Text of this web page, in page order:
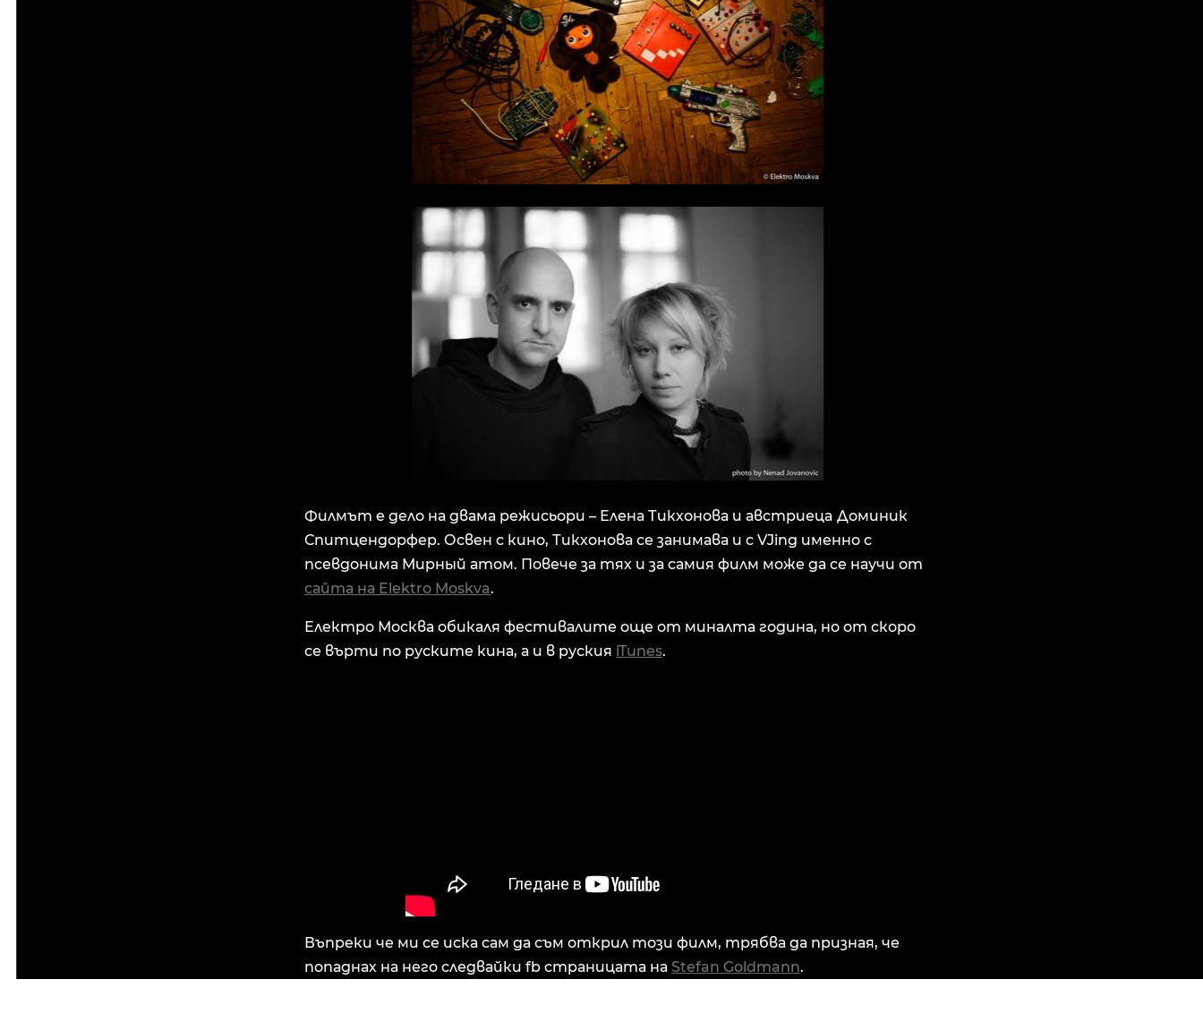
Филмът е дело на двама режисьори – Елена Тикхонова и австриецa Доминик
Спитцендорфер. Освен с кино, Тикхонова се занимава и с VJing именно с
псевдонима Мирный атом. Повече за тях и за самия филм може да се научи от
сайта на Elektro Moskva.
Електро Москва обикаля фестивалите още от миналта година, но от скоро
се върти по руските кина, а и в руския iTunes.
Въпреки че ми се иска сам да съм открил този филм, трябва да призная, че
попаднах на него следвайки fb страницата на Stefan Goldmann.